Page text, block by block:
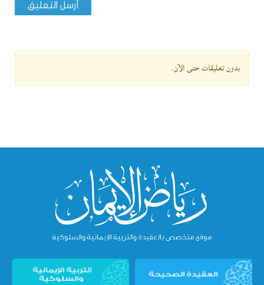
أرسل التعليق
بدون تعليقات حتى الآن.